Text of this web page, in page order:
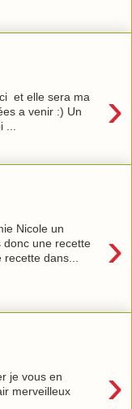
›
et elle sera ma
a venir :) Un
›
Nicole un
donc une recette
dans...
›
je vous en
merveilleux